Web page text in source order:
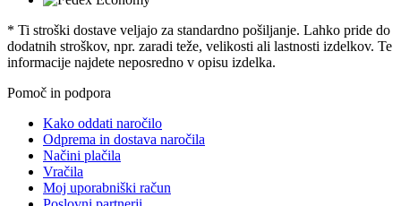
* Ti stroški dostave veljajo za standardno pošiljanje. Lahko pride do
dodatnih stroškov, npr. zaradi teže, velikosti ali lastnosti izdelkov. Te
informacije najdete neposredno v opisu izdelka.
Pomoč in podpora
Kako oddati naročilo
Odprema in dostava naročila
Načini plačila
Vračila
Moj uporabniški račun